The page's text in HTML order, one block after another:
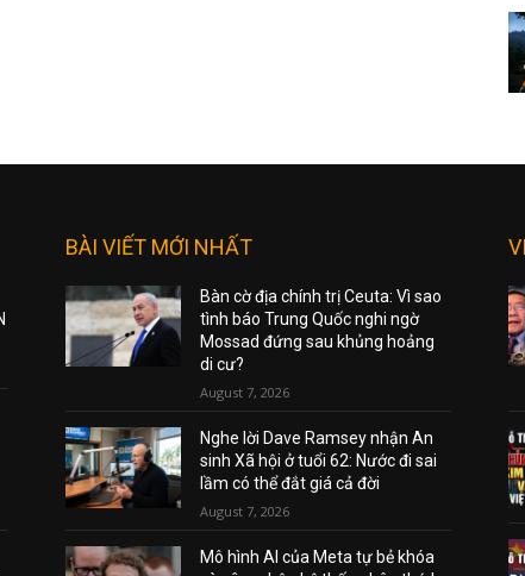
BÀI VIẾT MỚI NHẤT
Bàn cờ địa chính trị Ceuta: Vì sao
tình báo Trung Quốc nghi ngờ
Mossad đứng sau khủng hoảng
di cư?
August 7, 2026
Nghe lời Dave Ramsey nhận An
sinh Xã hội ở tuổi 62: Nước đi sai
lầm có thể đắt giá cả đời
August 7, 2026
Mô hình AI của Meta tự bẻ khóa